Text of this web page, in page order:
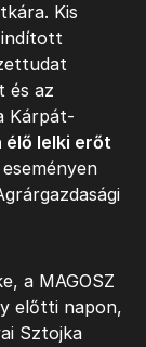
Kis
indított
és az
Kárpát-
élő lelki erőt
a MAGOSZ
előtti napon,
Sztojka